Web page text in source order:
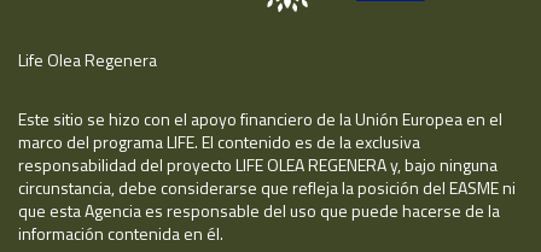
Life Olea Regenera
Este sitio se hizo con el apoyo financiero de la Unión Europea en el
marco del programa LIFE. El contenido es de la exclusiva
responsabilidad del proyecto LIFE OLEA REGENERA y, bajo ninguna
circunstancia, debe considerarse que refleja la posición del EASME ni
que esta Agencia es responsable del uso que puede hacerse de la
información contenida en él.